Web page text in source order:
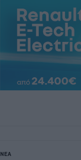
ΝΕΑ